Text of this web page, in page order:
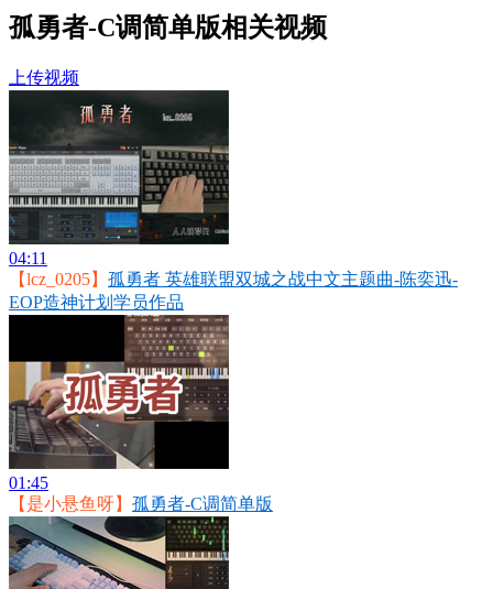
孤勇者-C调简单版相关视频
上传视频
04:11
【lcz_0205】 孤勇者 英雄联盟双城之战中文主题曲-陈奕迅-
EOP造神计划学员作品
01:45
【是小悬鱼呀】 孤勇者-C调简单版